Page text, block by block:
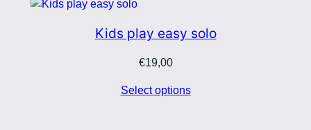
Kids play easy solo
€19,00
Select options